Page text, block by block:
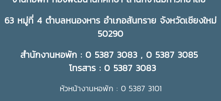
63 หมู่ที่ 4 ตำบลหนองหาร อำเภอสันทราย จังหวัดเชียงใหม่
50290
สำนักงานหอพัก : 0 5387 3083 , 0 5387 3085
โทรสาร : 0 5387 3083
หัวหน้างานหอพัก : 0 5387 3101